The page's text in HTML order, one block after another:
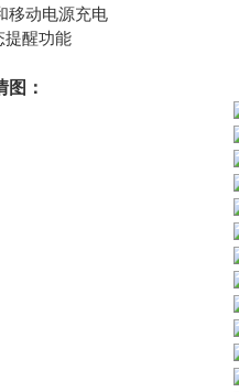
移动电源充电
提醒功能
：